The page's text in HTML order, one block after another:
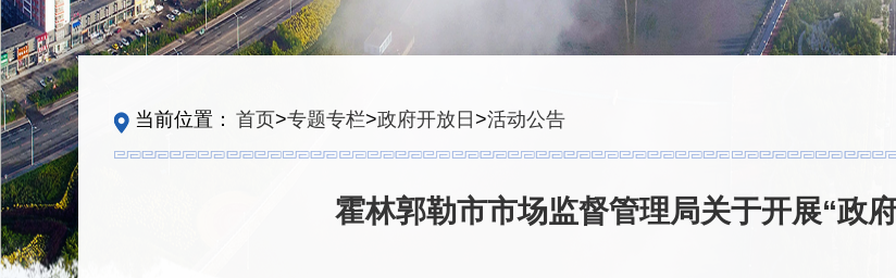
当前位置： 首页>专题专栏>政府开放日 >活动公告
霍林郭勒市市场监督管理局关于开展“政